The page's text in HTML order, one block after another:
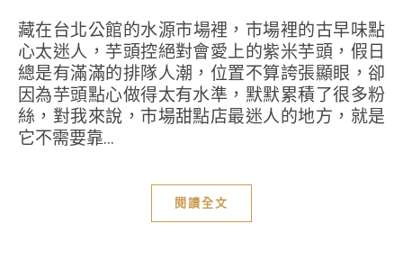
藏在台北公館的水源市場裡，市場裡的古早味點
心太迷人，芋頭控絕對會愛上的紫米芋頭，假日
總是有滿滿的排隊人潮，位置不算誇張顯眼，卻
因為芋頭點心做得太有水準，默默累積了很多粉
絲，對我來說，市場甜點店最迷人的地方，就是
它不需要靠...
閱讀全文